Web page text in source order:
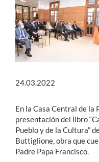
24.03.2022
En la Casa Central de la
presentación del libro
Pueblo y de la Cultura”
Buttiglione, obra que
Padre Papa Francisco.